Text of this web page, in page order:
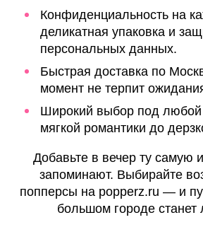
Конфиденциальность на
деликатная упаковка и
персональных данных.
Быстрая доставка по
момент не терпит
Широкий выбор под
мягкой романтики до
Добавьте в вечер ту самую
запоминают. Выбирайте
попперсы на popperz.ru — и
большом городе станет